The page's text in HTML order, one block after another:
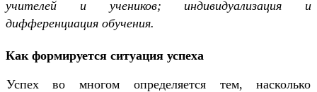
учителей и учеников; индивидуализация и
дифференциация обучения.
Как формируется ситуация успеха
Успех во многом определяется тем, насколько